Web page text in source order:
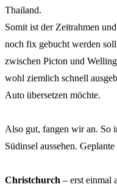
Thailand.
Somit ist der Zeitrahmen
noch fix gebucht werden
zwischen Picton und
wohl ziemlich schnell
Auto übersetzen möchte.
Also gut, fangen wir an. So
Südinsel aussehen.
Christchurch – erst einmal